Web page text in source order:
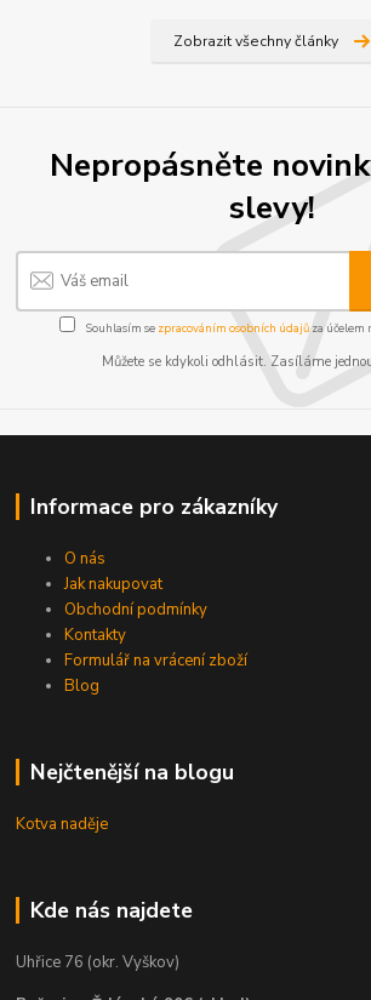
Zobrazit všechny články
Nepropásněte
slevy!
Souhlasím se zpracováním osobních údajůza účelem
Můžete se kdykoli odhlásit. Zasíláme
Informace pro zákazníky
O nás
Jak nakupovat
Obchodní podmínky
Kontakty
Formulář na vrácení zboží
Blog
Nejčtenější na blogu
Kotva naděje
Kde nás najdete
Uhřice 76 (okr. Vyškov)